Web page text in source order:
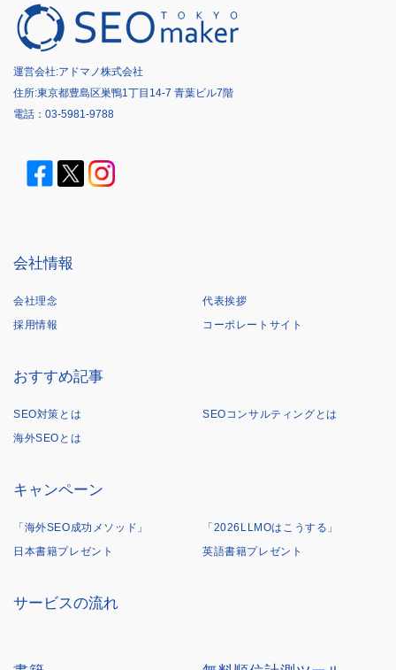
運営会社:アドマノ株式会社
住所:東京都豊島区巣鴨1丁目14-7 青葉ビル7階
電話： 03-5981-9788
会社情報
会社理念
代表挨拶
採用情報
コーポレートサイト
おすすめ記事
SEO対策とは
SEOコンサルティングとは
海外SEOとは
キャンペーン
「海外SEO成功メソッド」
「2026LLMOはこうする」
日本書籍プレゼント
英語書籍プレゼント
サービスの流れ